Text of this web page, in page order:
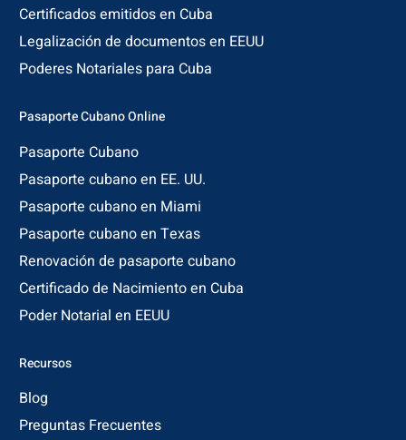
Certificados emitidos en Cuba
Legalización de documentos en EEUU
Poderes Notariales para Cuba
Pasaporte Cubano Online
Pasaporte Cubano
Pasaporte cubano en EE. UU.
Pasaporte cubano en Miami
Pasaporte cubano en Texas
Renovación de pasaporte cubano
Certificado de Nacimiento en Cuba
Poder Notarial en EEUU
Recursos
Blog
Preguntas Frecuentes